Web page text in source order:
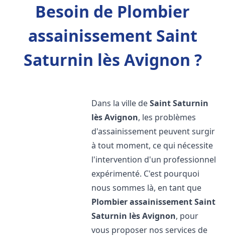
Besoin de Plombier
assainissement Saint
Saturnin lès Avignon ?
Dans la ville deSaint Saturnin
lès Avignon, les problèmes
d'assainissement peuvent surgir
à tout moment, ce qui nécessite
l'intervention d'un professionnel
expérimenté. C'est pourquoi
nous sommes là, en tant que
Plombier assainissementSaint
Saturnin lès Avignon, pour
vous proposer nos services de